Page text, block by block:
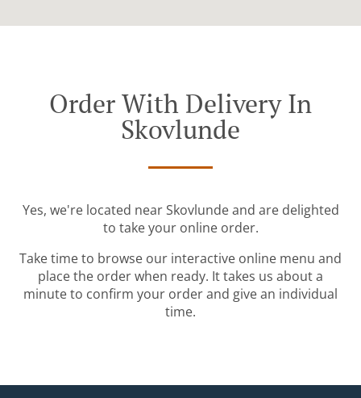
Order With Delivery In
Skovlunde
Yes, we're located near Skovlunde and are delighted
to take your online order.
Take time to browse our interactive online menu and
place the order when ready. It takes us about a
minute to confirm your order and give an individual
time.